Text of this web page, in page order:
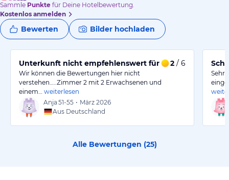
Sammle Punkte für Deine Hotelbewertung.
Kostenlos anmelden
Bewerten Bilder hochladen
Unterkunft nicht empfehlenswert für Urlaub mit
2 / 6
Wir können die Bewertungen hier nicht
verstehen…..Zimmer 2 mit 2 Erwachsenen und
einem…
weiterlesen
Anja 51-55 • März 2026
Aus Deutschland
Sehr
Alle Bewertungen (25)